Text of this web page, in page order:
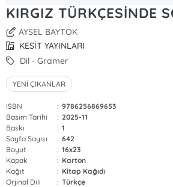
KIRGIZ TÜRKÇESİNDE
AYSEL BAYTOK
KESİT YAYINLARI
Dil - Gramer
YENİ ÇIKANLAR
ISBN : 9786256869653
Basım Tarihi
: 2025-11
Baskı
: 1
Sayfa Sayısı
: 642
Boyut
: 16x23
Kapak
: Karton
Kağıt
: Kitap Kağıdı
Orjinal Dili
: Türkçe